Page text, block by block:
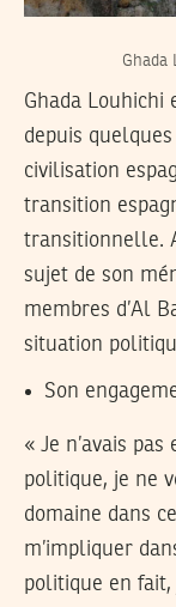
Ghada
Ghada Louhichi
depuis
civilisation
transition
transitionnelle.
sujet de son
membres d’Al
situation
Son
« Je n’avais
politique, je ne
domaine dans
m’impliquer
politique en fait,